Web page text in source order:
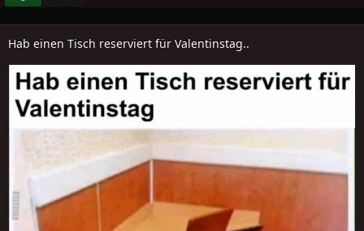
Hab einen Tisch reserviert für Valentinstag..